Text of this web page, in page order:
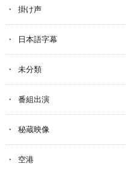
掛け声
日本語字幕
未分類
番組出演
秘蔵映像
空港